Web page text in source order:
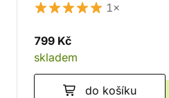
1×
799 Kč
skladem
do košíku